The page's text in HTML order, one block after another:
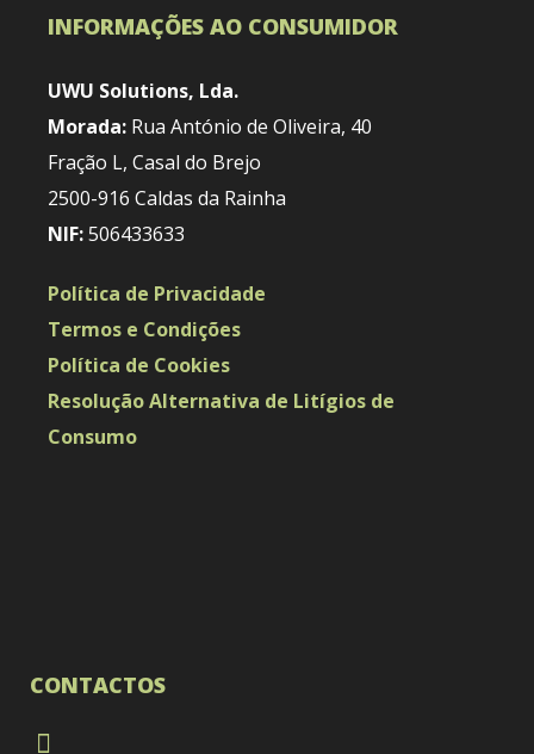
INFORMAÇÕES AO CONSUMIDOR
UWU Solutions, Lda.
Morada: Rua António de Oliveira, 40
Fração L, Casal do Brejo
2500-916 Caldas da Rainha
NIF:506433633
Política de Privacidade
Termos e Condições
Política de Cookies
Resolução Alternativa de Litígios de
Consumo
CONTACTOS